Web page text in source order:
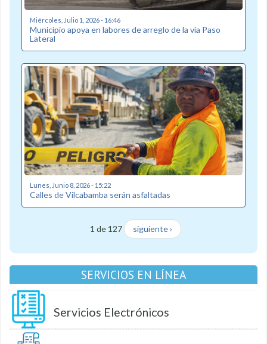
Miércoles, Julio 1, 2026 - 16:46
Municipio apoya en labores de arreglo de la vía Paso
Lateral
Lunes, Junio 8, 2026 - 15:22
Calles de Vilcabamba serán asfaltadas
1 de 127 siguiente ›
SERVICIOS EN LÍNEA
Servicios Electrónicos